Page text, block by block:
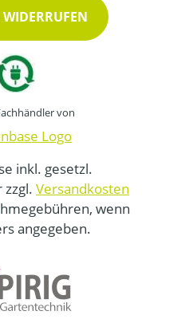
von
inkl. gesetzl.
Versandkosten
wenn
angegeben.